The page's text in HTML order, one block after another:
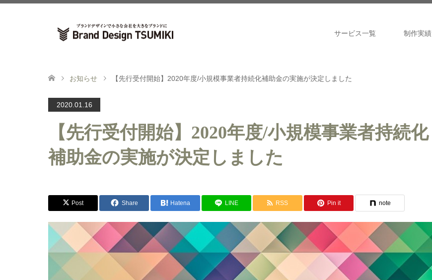
サービス一覧 制作実績
お知らせ 【先行受付開始】2020年度/小規模事業者持続化補助金の実施が決定しました
2020.01.16
【先行受付開始】2020年度/小規模事業者持続化
補助金の実施が決定しました
Post Share Hatena LINE RSS Pin it note